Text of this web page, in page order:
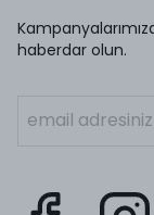
haberdar olun.